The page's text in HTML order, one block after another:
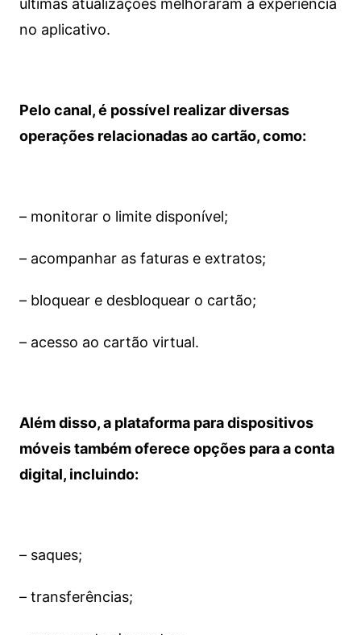
últimas atualizações melhoraram a experiência
no aplicativo.
Pelo canal, é possível realizar diversas
operações relacionadas ao cartão, como:
– monitorar o limite disponível;
– acompanhar as faturas e extratos;
– bloquear e desbloquear o cartão;
– acesso ao cartão virtual.
Além disso, a plataforma para dispositivos
móveis também oferece opções para a conta
digital, incluindo:
– saques;
– transferências;